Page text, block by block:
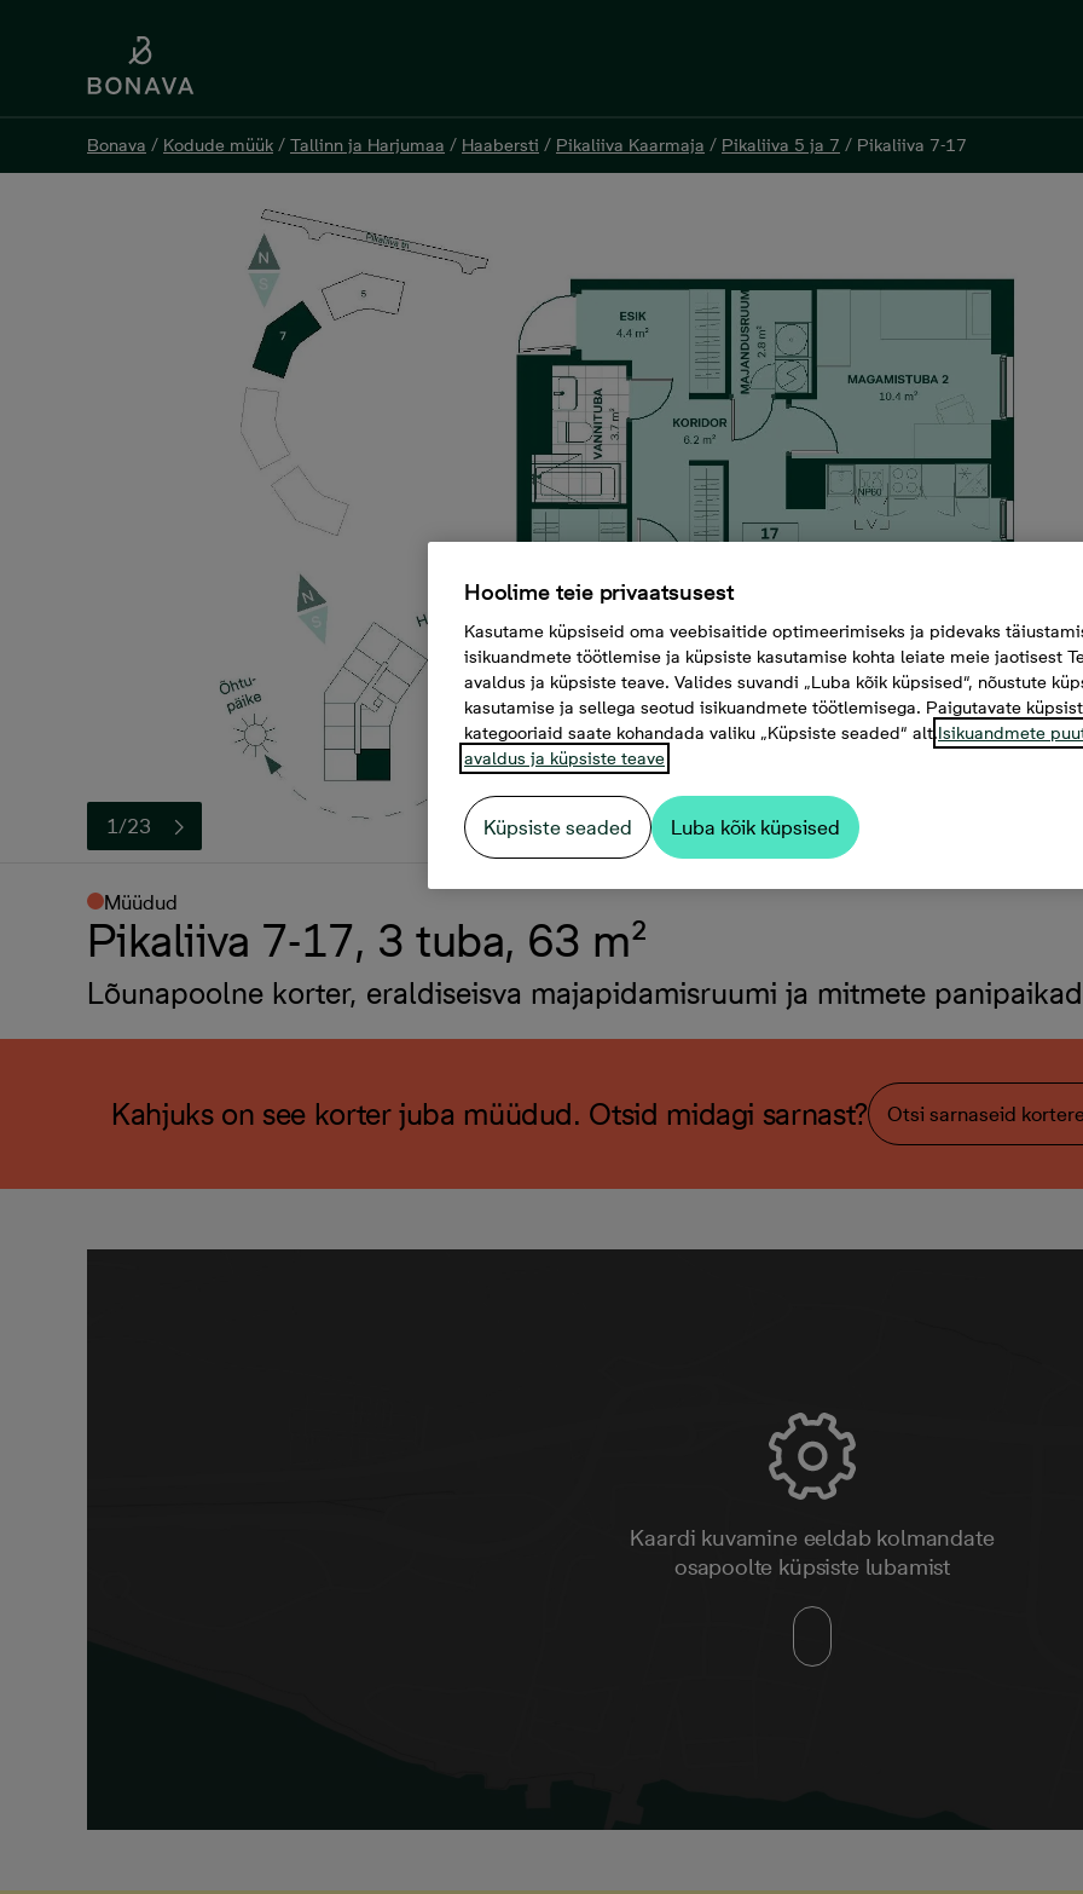
Bonava / Kodude müük / Tallinn ja Harjumaa / Haabersti / Pikaliiva Kaarmaja / Pikaliiva 5 ja 7 / Pikaliiva 7-17
1/23
Müüdud
Pikaliiva 7-17, 3 tuba, 63 m²
Lõunapoolne korter, eraldiseisva majapidamisruumi ja mitmete
Bonava / Kodude müük / Tallinn ja Harjumaa / Haabersti / Pikaliiva Kaarmaja / Pikaliiva 5 ja 7 / Pikaliiva 7-17
Pikaliiva 7-17, 3 tuba, 63 m²
Kahjuks on see korter juba müüdud. Otsid midagi sarnast? Otsi sarnaseid
Kaardi kuvamine eeldab kolmandate
osapoolte küpsiste lubamist
Hoolime teie privaatsusest
Kasutame küpsiseid oma veebisaitide optimeerimiseks ja pidevaks
isikuandmete töötlemise ja küpsiste kasutamise kohta leiate meie jaotisest
avaldus ja küpsiste teave. Valides suvandi „Luba kõik küpsised“, nõustute
kasutamise ja sellega seotud isikuandmete töötlemisega. Paigutavate
kategooriaid saate kohandada valiku „Küpsiste seaded“ alt.Isikuandmete
avaldus ja küpsiste teave
Küpsiste seaded Luba kõik küpsised